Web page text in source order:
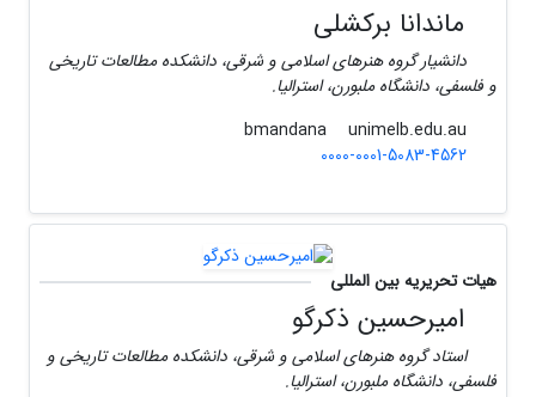
ماندانا برکشلی
دانشیار گروه هنرهای اسلامی و شرقی، دانشکده مطالعات تاریخی
و فلسفی، دانشگاه ملبورن، استرالیا.
unimelb.edu.au
0000-0001-5083-4562
هیات تحریریه بین المللی
امیرحسین ذکرگو
استاد گروه هنرهای اسلامی و شرقی، دانشکده مطالعات تاریخی و
فلسفی، دانشگاه ملبورن، استرالیا.